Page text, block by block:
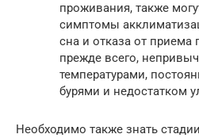
проживания, также
симптомы
сна и отказа от
прежде всего,
температурами,
бурями и недостатком
Необходимо также знать